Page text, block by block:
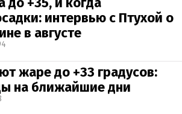
интервью с Птухой о
в августе
жаре до +33 градусов:
на ближайшие дни